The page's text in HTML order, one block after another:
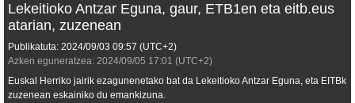
Lekeitioko Antzar Eguna, gaur, ETB1en eta eitb.eus
atarian, zuzenean
Publikatuta: 2024/09/03 09:57 (UTC+2)
Azken eguneratzea: 2024/09/05 17:01 (UTC+2)
Euskal Herriko jairik ezagunenetako bat da Lekeitioko Antzar Eguna, eta EITBk
zuzenean eskainiko du emankizuna.